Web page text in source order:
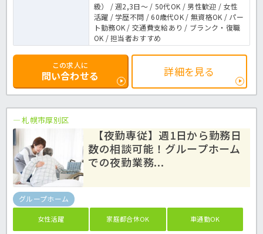
級） / 週2,3日～ / 50代OK / 男性歓迎 / 女性
活躍 / 学歴不問 / 60歳代OK / 無資格OK / パー
ト勤務OK / 交通費支給あり / ブランク・復職
OK / 担当者おすすめ
この求人に
問い合わせる 詳細を見る
札幌市厚別区
【夜勤専従】週1日から勤務日
数の相談可能！グループホーム
での夜勤業務...
グループホーム
女性活躍 家庭都合休OK 車通勤OK